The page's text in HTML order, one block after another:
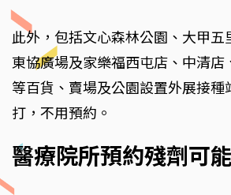
此外，包括文心森林公園、大甲五
東協廣場及家樂福西屯店、中清店
等百貨、賣場及公園設置外展接種
打，不用預約。
醫療院所預約殘劑可